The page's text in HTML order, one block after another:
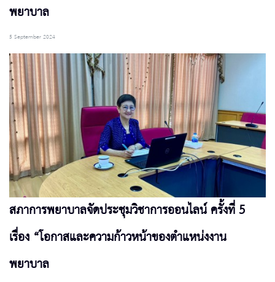
พยาบาล
5 September 2024
สภาการพยาบาลจัดประชุมวิชาการออนไลน์ ครั้งที่ 5
เรื่อง “โอกาสและความก้าวหน้าของตำแหน่งงาน
พยาบาล